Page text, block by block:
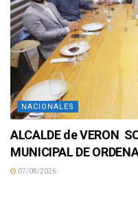
NACIONALES
ALCALDE de VERON
MUNICIPAL DE
07/08/2026